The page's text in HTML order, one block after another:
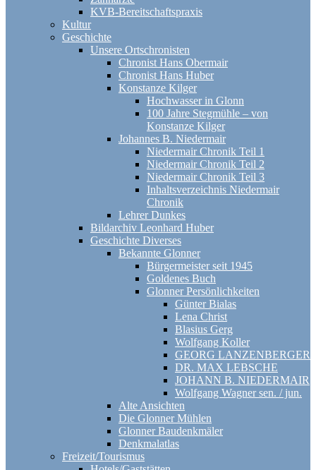
KVB-Bereitschaftspraxis
Kultur
Geschichte
Unsere Ortschronisten
Chronist Hans Obermair
Chronist Hans Huber
Konstanze Kilger
Hochwasser in Glonn
100 Jahre Stegmühle – von
Konstanze Kilger
Johannes B. Niedermair
Niedermair Chronik Teil 1
Niedermair Chronik Teil 2
Niedermair Chronik Teil 3
Inhaltsverzeichnis Niedermair
Chronik
Lehrer Dunkes
Bildarchiv Leonhard Huber
Geschichte Diverses
Bekannte Glonner
Bürgermeister seit 1945
Goldenes Buch
Glonner Persönlichkeiten
Günter Bialas
Lena Christ
Blasius Gerg
Wolfgang Koller
GEORG LANZENBERGER
DR. MAX LEBSCHE
JOHANN B. NIEDERMAIR
Wolfgang Wagner sen. / jun.
Alte Ansichten
Die Glonner Mühlen
Glonner Baudenkmäler
Denkmalatlas
Freizeit/Tourismus